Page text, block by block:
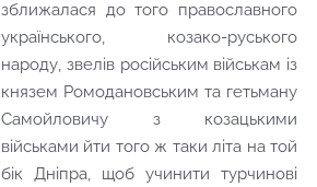
зближалася до того православного
українського, козако-руського
народу, звелів російським військам із
князем Ромодановським та гетьману
Самойловичу з козацькими
військами йти того ж таки літа на той
бік Дніпра, щоб учинити турчинові